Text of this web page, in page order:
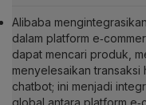
Alibaba
dalam platform
dapat mencari produk,
menyelesaikan
chatbot; ini menjadi